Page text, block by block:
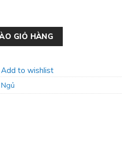
BS-08 số lượng
GIỎ HÀNG
Add to wishlist